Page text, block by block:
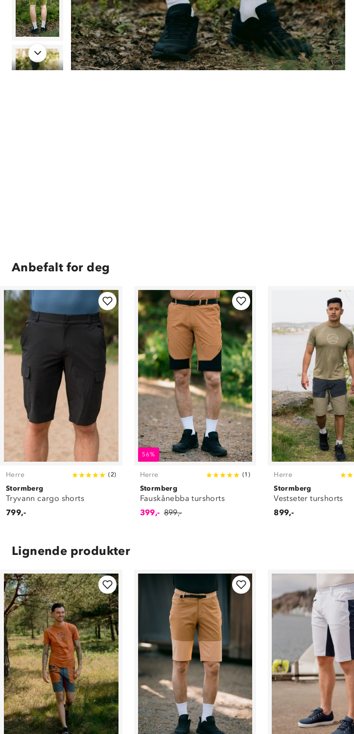
Anbefalt for deg
Herre (2)
Stormberg
Tryvann cargo shorts
799,-
56%
Herre (1 )
Stormberg
Fauskånebba turshorts
399,- 899,-
Herre
Stormberg
Vestseter turshorts
899,-
Lignende produkter